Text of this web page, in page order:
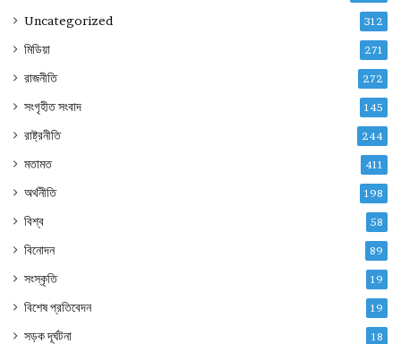
Uncategorized 312
মিডিয়া 271
রাজনীতি 272
সংগৃহীত সংবাদ 145
রাষ্ট্রনীতি 244
মতামত 411
অর্থনীতি 198
বিশ্ব 58
বিনোদন 89
সংস্কৃতি 19
বিশেষ প্রতিবেদন 19
সড়ক দূর্ঘটনা 18